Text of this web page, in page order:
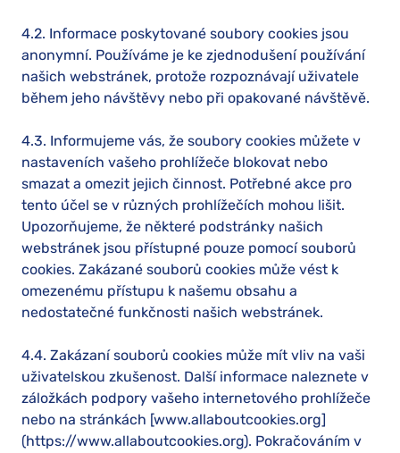
4.2. Informace poskytované soubory cookies jsou
anonymní. Používáme je ke zjednodušení používání
našich webstránek, protože rozpoznávají uživatele
během jeho návštěvy nebo při opakované návštěvě.
4.3. Informujeme vás, že soubory cookies můžete v
nastaveních vašeho prohlížeče blokovat nebo
smazat a omezit jejich činnost. Potřebné akce pro
tento účel se v různých prohlížečích mohou lišit.
Upozorňujeme, že některé podstránky našich
webstránek jsou přístupné pouze pomocí souborů
cookies. Zakázané souborů cookies může vést k
omezenému přístupu k našemu obsahu a
nedostatečné funkčnosti našich webstránek.
4.4. Zakázaní souborů cookies může mít vliv na vaši
uživatelskou zkušenost. Další informace naleznete v
záložkách podpory vašeho internetového prohlížeče
nebo na stránkách [www.allaboutcookies.org]
(https://www.allaboutcookies.org). Pokračováním v